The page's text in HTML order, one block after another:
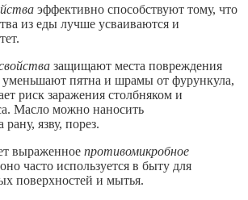
эффективно способствуют тому, что
из еды лучше усваиваются и
защищают места повреждения
пятна и шрамы от фурункула,
риск заражения столбняком и
Масло можно наносить
язву, порез.
выраженное противомикробное
часто используется в быту для
поверхностей и мытья.